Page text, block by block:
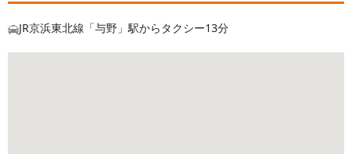
JR京浜東北線「与野」駅からタクシー13分